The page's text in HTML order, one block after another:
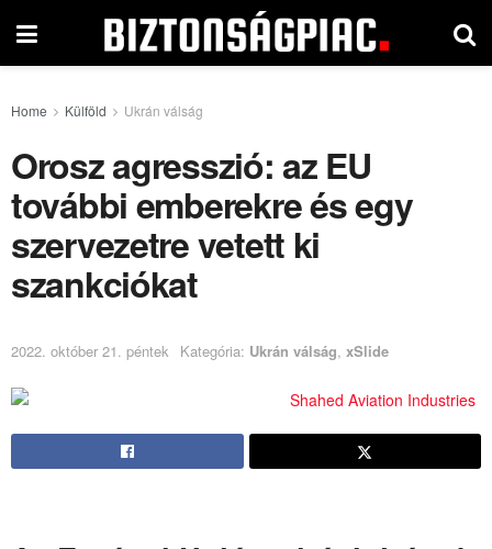
Home Külföld Ukrán válság
Orosz agresszió: az EU
további emberekre és egy
szervezetre vetett ki
szankciókat
2022. október 21. péntek Kategória: Ukrán válság, xSlide